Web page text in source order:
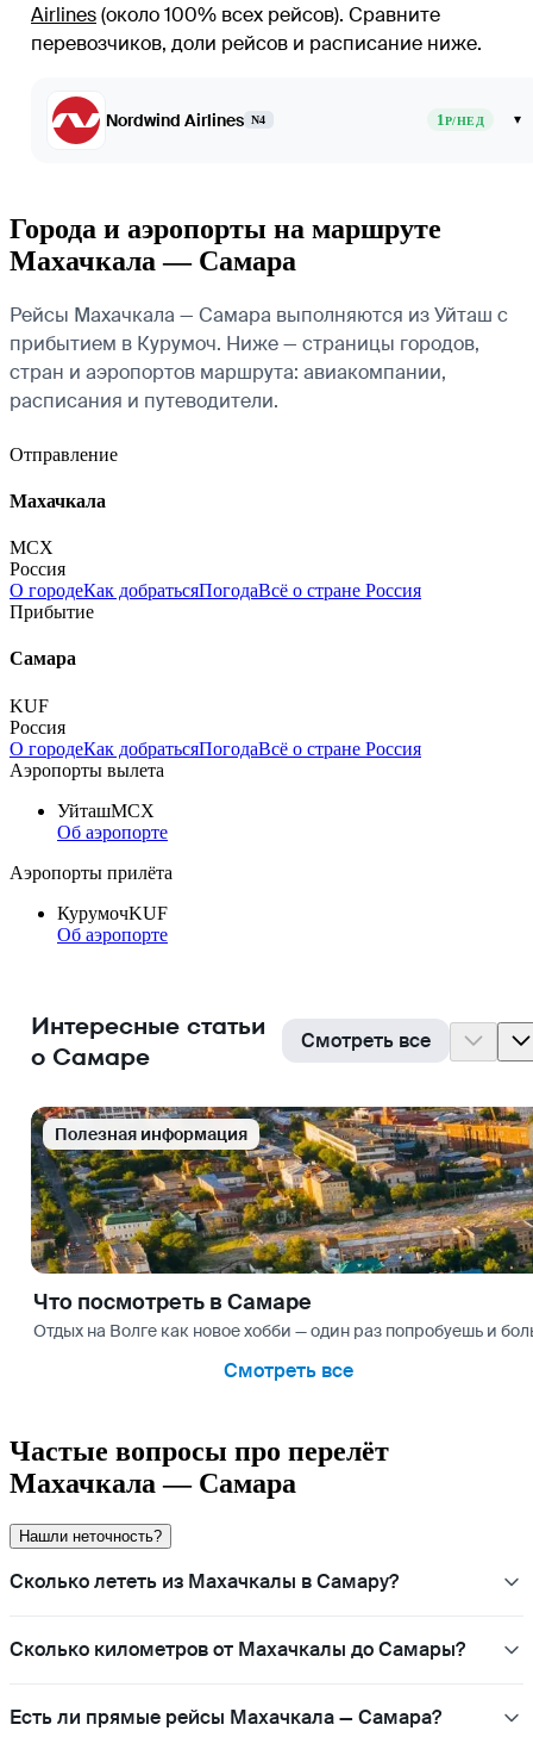
Airlines(около 100% всех рейсов). Сравните
перевозчиков, доли рейсов и расписание ниже.
Nordwind Airlines N4 1Р/НЕД ▾
Города и аэропорты на маршруте
Махачкала — Самара
Рейсы Махачкала — Самара выполняются из Уйташ с
прибытием в Курумоч. Ниже — страницы городов,
стран и аэропортов маршрута: авиакомпании,
расписания и путеводители.
Отправление
Махачкала
MCX
Россия
О городеКак добратьсяПогодаВсё о стране Россия
Прибытие
Самара
KUF
Россия
О городеКак добратьсяПогодаВсё о стране Россия
Аэропорты вылета
УйташMCX
Об аэропорте
Аэропорты прилёта
КурумочKUF
Об аэропорте
Интересные статьи
о Самаре
Смотреть все
Полезная информация
Что посмотреть в Самаре
Отдых на Волге как новое хобби — один раз попробуешь и
Смотреть все
Частые вопросы про перелёт
Махачкала — Самара
Нашли неточность?
Сколько лететь из Махачкалы в Самару?
Сколько километров от Махачкалы до Самары?
Есть ли прямые рейсы Махачкала — Самара?